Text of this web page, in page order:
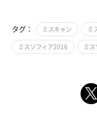
タグ： ミスキャン ミ
ミスソフィア2016 ミス